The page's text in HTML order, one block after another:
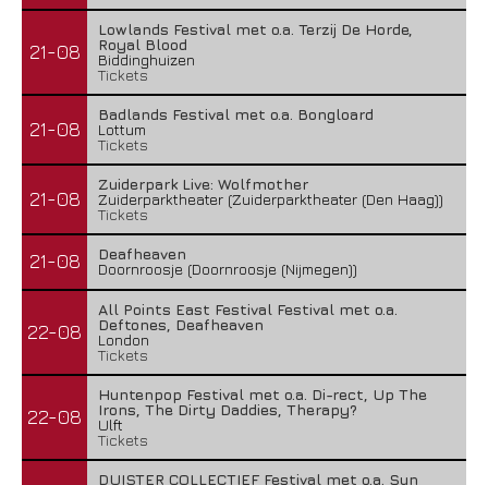
21-08
Lowlands Festival met o.a. Terzij De Horde,
Royal Blood
Biddinghuizen
Tickets
21-08
Badlands Festival met o.a. Bongloard
Lottum
Tickets
21-08
Zuiderpark Live: Wolfmother
Zuiderparktheater (Zuiderparktheater (Den Haag))
Tickets
21-08
Deafheaven
Doornroosje (Doornroosje (Nijmegen))
22-08
All Points East Festival Festival met o.a.
Deftones, Deafheaven
London
Tickets
22-08
Huntenpop Festival met o.a. Di-rect, Up The
Irons, The Dirty Daddies, Therapy?
Ulft
Tickets
DUISTER COLLECTIEF Festival met o.a. Sun